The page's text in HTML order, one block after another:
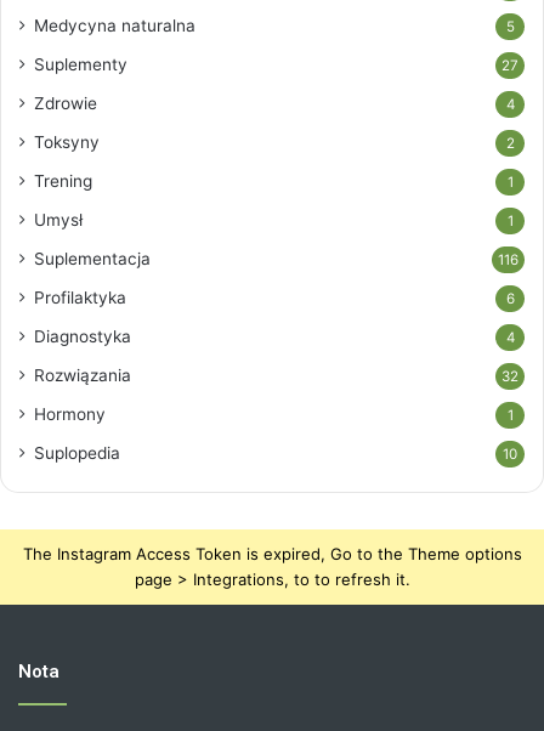
Medycyna naturalna 5
Suplementy 27
Zdrowie 4
Toksyny 2
Trening 1
Umysł 1
Suplementacja 116
Profilaktyka 6
Diagnostyka 4
Rozwiązania 32
Hormony 1
Suplopedia 10
The Instagram Access Token is expired, Go to the Theme options
page > Integrations, to to refresh it.
Nota